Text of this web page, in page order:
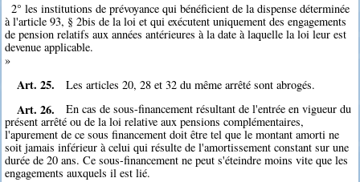
2° les institutions de prévoyance qui bénéficient de la dispense déterminée
à l'article 93, § 2bis de la loi et qui exécutent uniquement des engagements
de pension relatifs aux années antérieures à la date à laquelle la loi leur est
devenue applicable.
»
Art. 25. Les articles 20, 28 et 32 du même arrêté sont abrogés.
Art. 26.
En cas de sous-financement résultant de l'entrée en vigueur du
présent arrêté ou de la loi relative aux pensions complémentaires,
l'apurement de ce sous financement doit être tel que le montant amorti ne
soit jamais inférieur à celui qui résulte de l'amortissement constant sur une
durée de 20 ans. Ce sous-financement ne peut s'éteindre moins vite que les
engagements auxquels il est lié.